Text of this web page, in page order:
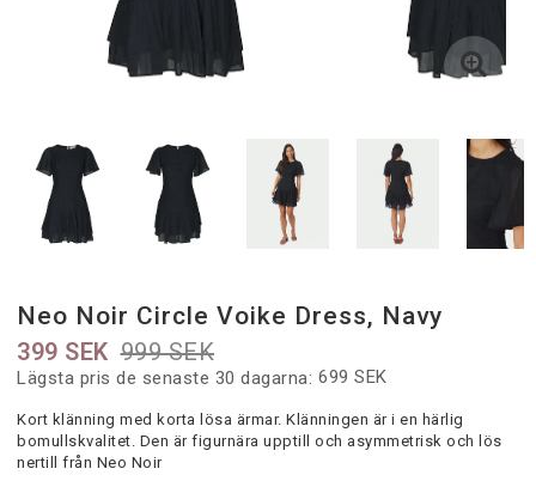
Neo Noir Circle Voike Dress, Navy
999 SEK
399 SEK
Lägsta pris de senaste 30 dagarna 699 SEK
Kort klänning med korta lösa ärmar. Klänningen är i en härlig
bomullskvalitet. Den är figurnära upptill och asymmetrisk och lös
nertill
från Neo Noir